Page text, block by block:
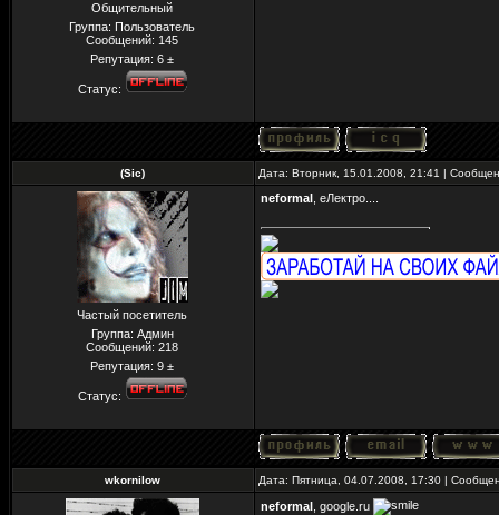
Общительный
Группа: Пользователь
Сообщений: 145
Репутация:6 ±
Статус:
(Sic) Дата: Вторник, 15.01.2008, 21:41 |
Частый посетитель
Группа: Админ
Сообщений:218
Репутация:9 ±
Статус:
neformal , еЛектро....
wkornilow Дата: Пятница, 04.07.2008, 17:30 |
neformal , google.ru